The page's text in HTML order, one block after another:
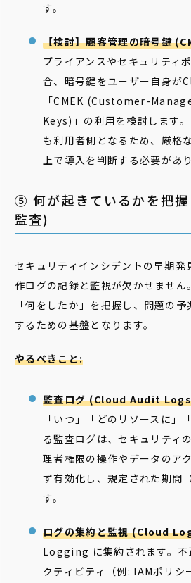
す。
【検討】顧客管理の暗号鍵
プライアンスやセキュリティ
合、暗号鍵をユーザー自身が
「CMEK (Customer-
Keys)」の利用を検討します
も利用者側となるため、厳格
上で導入を判断する必要があり
⑤ 何が起きているかを把
監査)
セキュリティインシデントの早期発
作ログの記録と監視が欠かせません
「何をしたか」を把握し、問題の
するための基盤となります。
やるべきこと:
監査ログ (Cloud Audit
「いつ」「どのリソースに」
る監査ログは、セキュリティ
理者権限の操作やデータのア
ず有効化し、規定された期間
す。
ログの集約と監視 (Cloud
Logging に集約されます。不
クティビティ（例: IAMポリシ